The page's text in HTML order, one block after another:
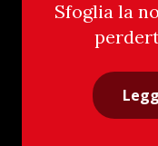
Sfoglia la